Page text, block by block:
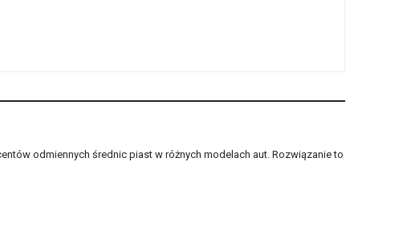
odmiennych średnic piast w różnych modelach aut. Rozwiązanie to